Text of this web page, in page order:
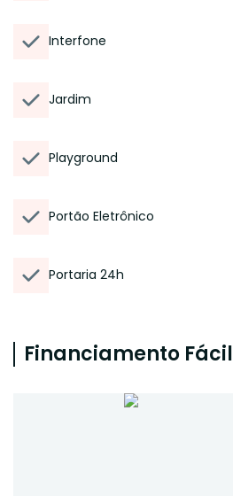
Interfone
Jardim
Playground
Portão Eletrônico
Portaria 24h
Financiamento Fácil